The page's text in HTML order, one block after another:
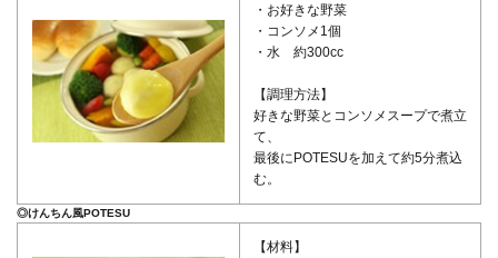
・お好きな野菜
・コンソメ1個
・水 約300cc
【調理方法】
好きな野菜とコンソメスープで煮立
て、
最後にPOTESUを加えて約5分煮込
む。
◎けんちん風POTESU
【材料】